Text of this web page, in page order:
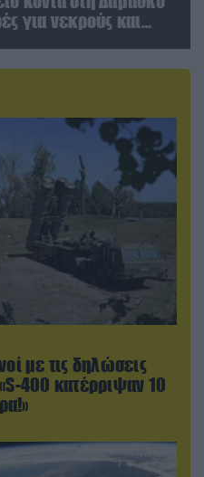
για νεκρούς και
με τις δηλώσεις
400 κατέρριψαν 10